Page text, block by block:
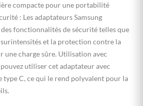
compacte pour une portabilité
: Les adaptateurs Samsung
fonctionnalités de sécurité telles que
et la protection contre la
une charge sûre. Utilisation avec
utiliser cet adaptateur avec
type C, ce qui le rend polyvalent pour la